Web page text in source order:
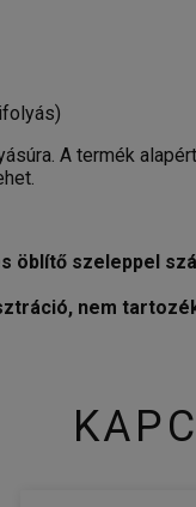
A termék
öblítő szeleppel
nem